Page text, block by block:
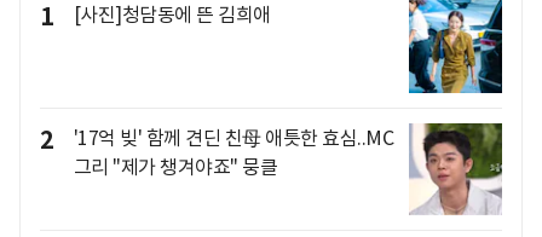
1 [사진]청담동에 뜬 김희애
2
'17억 빚' 함께 견딘 친母 애틋한 효심..MC
그리 "제가 챙겨야죠" 뭉클